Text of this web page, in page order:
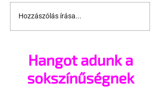
Transzneműek
jogaiért tüntettek a
Hozzászólás írása...
Hangot adunk a
sokszínűségnek